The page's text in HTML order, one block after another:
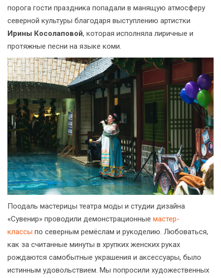
порога гости праздника попадали в манящую атмосферу
северной культуры благодаря выступлению артистки
Ирины Косолаповой, которая исполняла лиричные и
протяжные песни на языке коми.
Поодаль мастерицы театра моды и студии дизайна
«Сувенир» проводили демонстрационные мастер-
классы по северным ремёслам и рукоделию. Любоваться,
как за считанные минуты в хрупких женских руках
рождаются самобытные украшения и аксессуары, было
истинным удовольствием. Мы попросили художественных